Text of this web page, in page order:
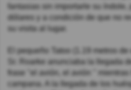
fantasias sin importarle su índole,
dólares y a condición de que no
su visita al lugar.
El pequeño Tatoo (1.19 metros
Sr. Roarke anunciaba la llegada
frase "el avión, el avión "
campana. A la llegada de los